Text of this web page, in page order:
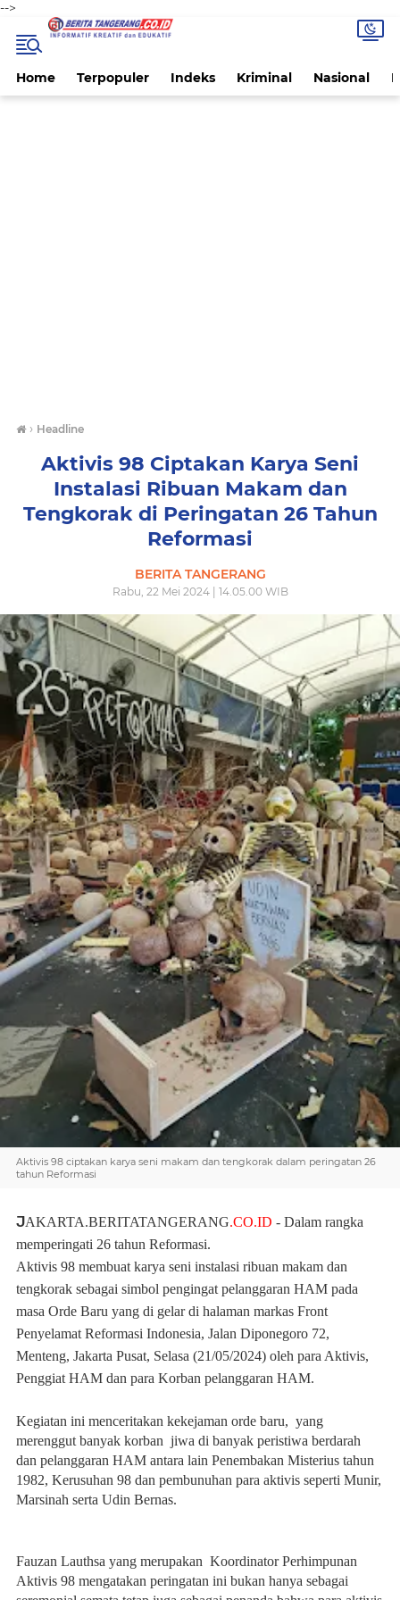
-->
Home Terpopuler Indeks Kriminal Nasional
› Headline
Aktivis 98 Ciptakan Karya Seni
Instalasi Ribuan Makam dan
Tengkorak di Peringatan 26 Tahun
Reformasi
BERITA TANGERANG
Rabu, 22 Mei 2024 | 14.05.00 WIB
Aktivis 98 ciptakan karya seni makam dan tengkorak dalam peringatan 26
tahun Reformasi
JAKARTA.BERITATANGERANG.CO.ID - Dalam rangka
memperingati 26 tahun Reformasi.
Aktivis 98 membuat karya seni instalasi ribuan makam dan
tengkorak sebagai simbol pengingat pelanggaran HAM pada
masa Orde Baru yang di gelar di halaman markas Front
Penyelamat Reformasi Indonesia, Jalan Diponegoro 72,
Menteng, Jakarta Pusat, Selasa (21/05/2024) oleh para Aktivis,
Penggiat HAM dan para Korban pelanggaran HAM.
Kegiatan ini menceritakan kekejaman orde baru, yang
merenggut banyak korban jiwa di banyak peristiwa berdarah
dan pelanggaran HAM antara lain Penembakan Misterius tahun
1982, Kerusuhan 98 dan pembunuhan para aktivis seperti Munir,
Marsinah serta Udin Bernas.
Fauzan Lauthsa yang merupakan Koordinator Perhimpunan
Aktivis 98 mengatakan peringatan ini bukan hanya sebagai